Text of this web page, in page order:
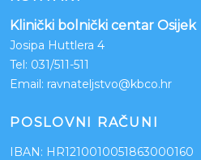
Klinički bolnički centar Osijek
Josipa Huttlera 4
Tel: 031/511-511
Email: ravnateljstvo@kbco.hr
POSLOVNI RAČUNI
IBAN: HR1210010051863000160